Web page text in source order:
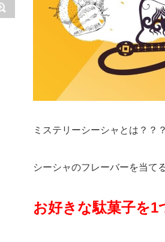
ミステリーシーシャとは？？？
シーシャのフレーバーを当て
お好きな駄菓子を1